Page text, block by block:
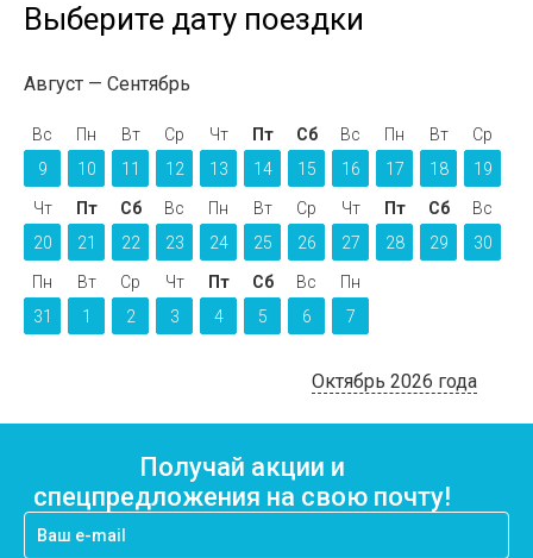
Выберите дату поездки
Август Сентябрь
Вс
9
Пн
10
Вт
11
Ср
12
Чт
13
Пт
14
Сб
15
Вс
16
Пн
17
Вт
18
Ср
19
Чт
20
Пт
21
Сб
22
Вс
23
Пн
24
Вт
25
Ср
26
Чт
27
Пт
28
Сб
29
Вс
30
Пн
31
Вт
1
Ср
2
Чт
3
Пт
4
Сб
5
Вс
6
Пн
7
Октябрь 2026 года
Получай акции и
спецпредложения на свою почту!